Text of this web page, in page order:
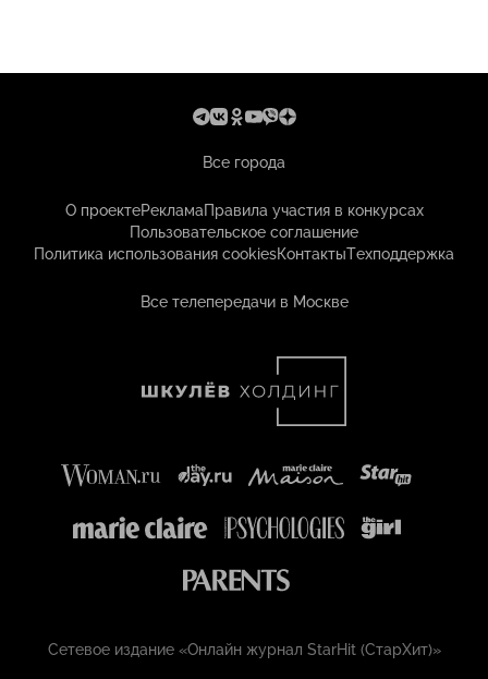
Все города
О проектеРекламаПравила участия в конкурсах
Пользовательское соглашение
Политика использования cookiesКонтактыТехподдержка
Все телепередачи в Москве
Сетевое издание «Онлайн журнал StarHit (СтарХит)»